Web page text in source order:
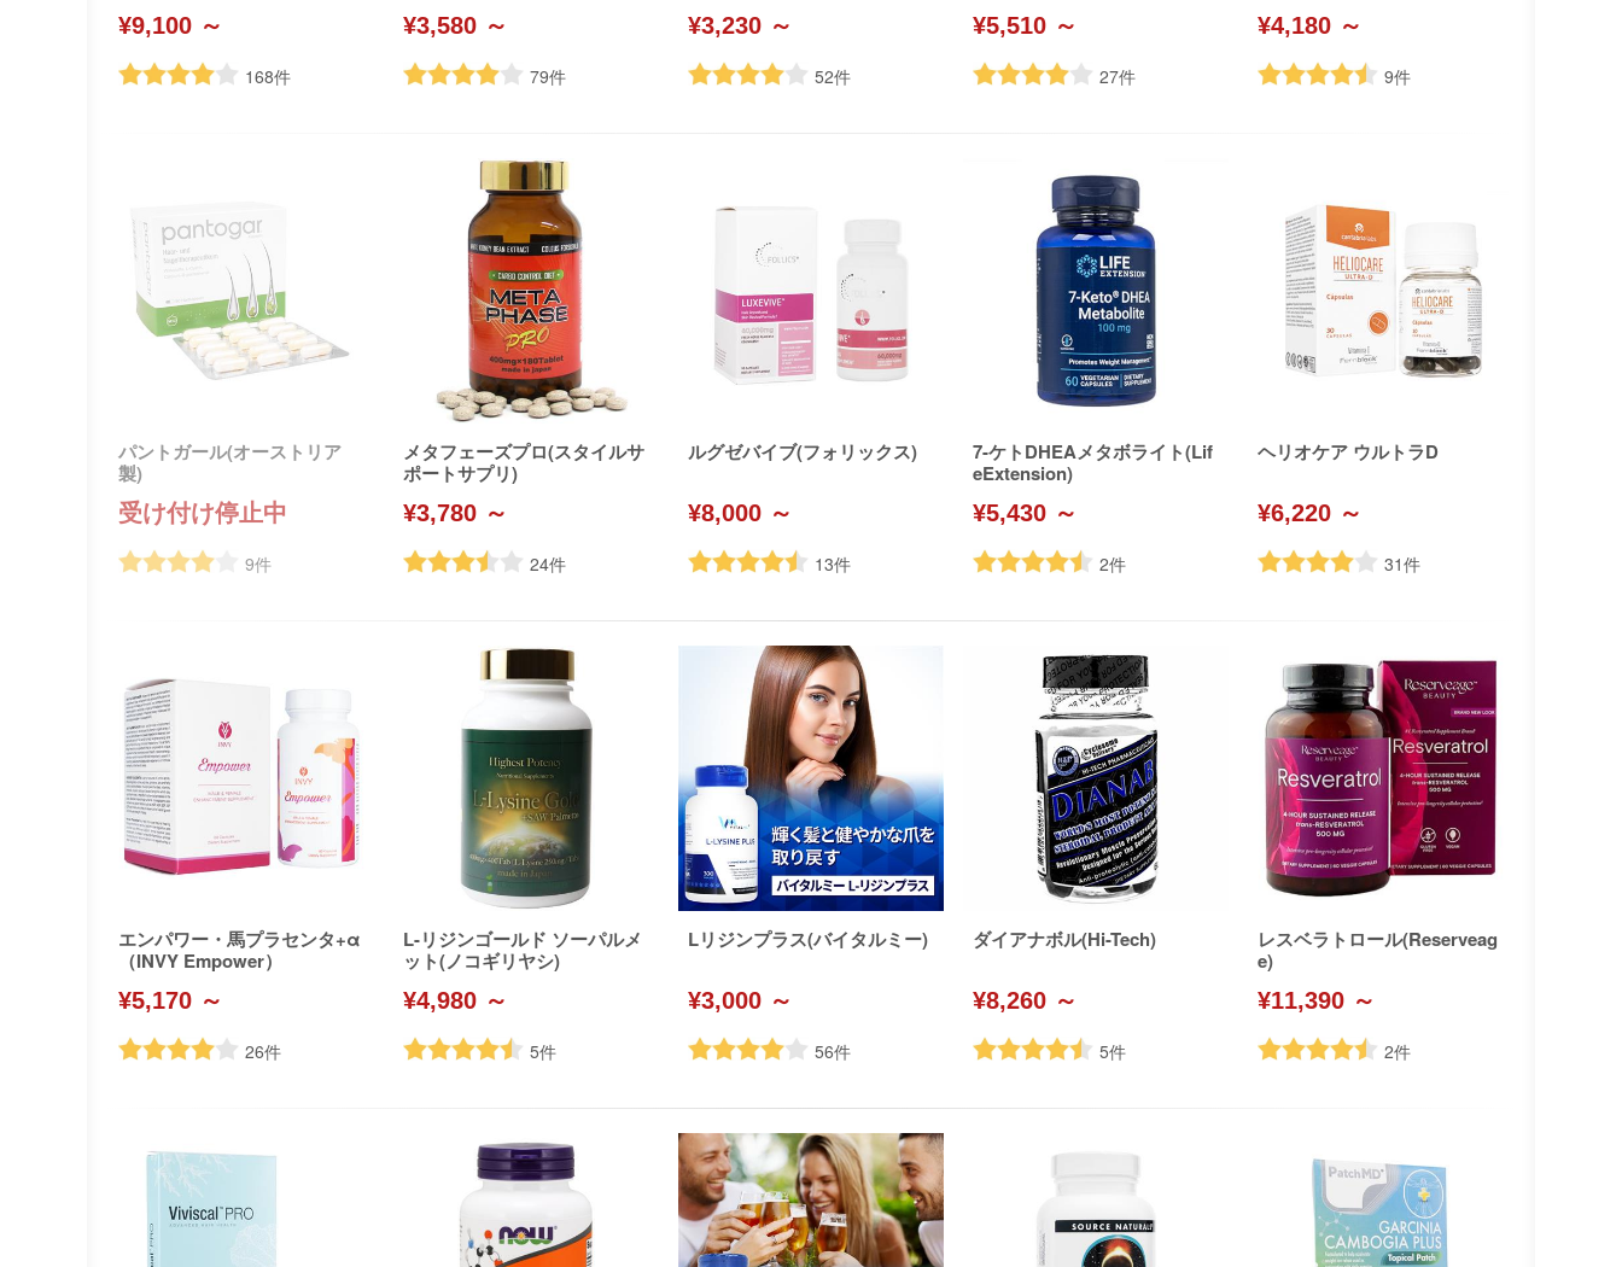
¥9,100 ～
168件
¥3,580 ～
79件
¥3,230 ～
52件
¥5,510 ～
27件
¥4,180 ～
9件
パントガール(オーストリア
製)
受け付け停止中
9件
メタフェーズプロ(スタイルサ
ポートサプリ)
¥3,780 ～
24件
ルグゼバイブ(フォリックス)
¥8,000 ～
13件
7-ケトDHEAメタボライト(Lif
eExtension)
¥5,430 ～
2件
ヘリオケア ウルトラD
¥6,220 ～
31件
エンパワー・馬プラセンタ+α
（INVY Empower）
¥5,170 ～
26件
L-リジンゴールド ソーパルメ
ット(ノコギリヤシ)
¥4,980 ～
5件
Lリジンプラス(バイタルミー)
¥3,000 ～
56件
ダイアナボル(Hi-Tech)
¥8,260 ～
5件
レスベラトロール(Reserveag
e)
¥11,390 ～
2件